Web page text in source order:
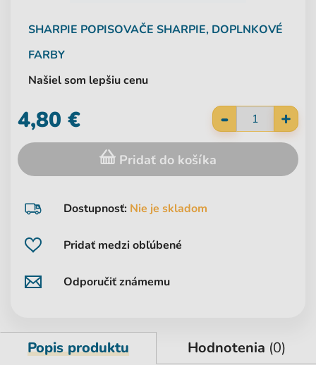
SHARPIE POPISOVAČE SHARPIE, DOPLNKOVÉ
FARBY
Našiel som lepšiu cenu
Pridať medzi obľúbené
Odporučiť známemu
Dostupnosť: Nie je skladom
- +
4,80 €
Pridať do košíka
Popis produktu Hodnotenia (0)